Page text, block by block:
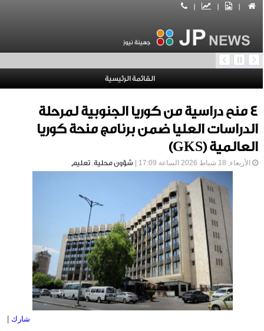
|
|
|
جهينة نيوز
القائمة الرئيسية
4 منح دراسية من كوريا الجنوبية لمرحلة
الدراسات العليا ضمن برنامج منحة كوريا
العالمية (GKS)
الأربعاء, 18 شباط 2026 الساعة 17:09 | شؤون محلية, تعليم
شارك